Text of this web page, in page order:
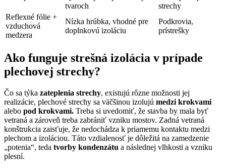
tvaroch
strechy
Reflexné fólie +
vzduchová
medzera
Nízka hrúbka, vhodné pre
doplnkovú izoláciu
Podkrovia,
prístrešky
Ako funguje strešná izolácia v prípade
plechovej strechy?
Čo sa týka zateplenia strechy, existujú rôzne možnosti jej
realizácie, plechové strechy sa väčšinou izolujú medzi krokvami
alebo pod krokvami. Treba si uvedomiť, že stavba by mala byť
vetraná a zároveň treba zabrániť vzniku mostov. Zadná vetraná
konštrukcia zaisťuje, že nedochádza k priamemu kontaktu medzi
plechom a izoláciou. Táto vzdialenosť je dôležitá na zamedzenie
„potenia“, teda tvorby kondenzátu a následnej vlhkosti a vzniku
plesní.